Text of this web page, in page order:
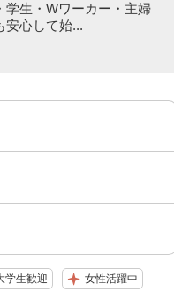
学生・Wワーカー・主婦
安心して始...
学生歓迎 女性活躍中